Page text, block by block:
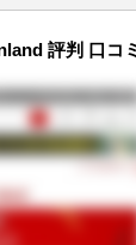
評判 口コ